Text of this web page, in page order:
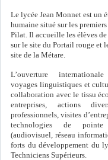
Le lycée Jean Monnet est un
humaine situé sur les
Pilat. Il accueille les élèves
sur le site du Portail rouge et
site de la Métare.
L’ouverture
voyages linguistiques et
collaboration avec le tissu
entreprises, actions
professionnels, visites
technologies de pointe
(audiovisuel, réseau
forts du développement du
Techniciens Supérieurs.